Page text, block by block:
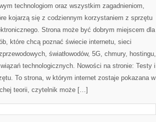
technologiom oraz wszystkim zagadnieniom,
kojarzą się z codziennym korzystaniem z sprzętu
Strona może być dobrym miejscem dla
które chcą poznać świecie internetu, sieci
światłowodów, 5G, chmury, hostingu,
technologicznych. Nowości na stronie: Testy i
To strona, w którym internet zostaje pokazana w
teorii, czytelnik może […]